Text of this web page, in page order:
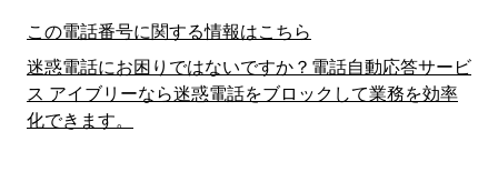
この電話番号に関する情報はこちら
迷惑電話にお困りではないですか？電話自動応答サービ
ス アイブリーなら迷惑電話をブロックして業務を効率
化できます。